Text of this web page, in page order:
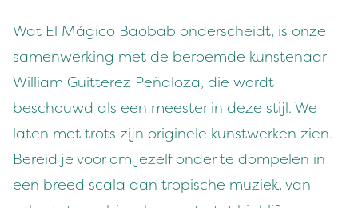
Wat El Mágico Baobab onderscheidt, is onze
samenwerking met de beroemde kunstenaar
William Guitterez Peñaloza, die wordt
beschouwd als een meester in deze stijl. We
laten met trots zijn originele kunstwerken zien.
Bereid je voor om jezelf onder te dompelen in
een breed scala aan tropische muziek, van